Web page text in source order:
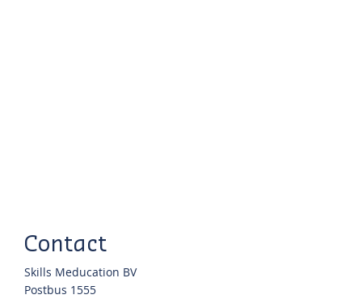
Contact
Skills Meducation BV
Postbus 1555